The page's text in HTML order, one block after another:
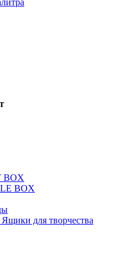
BOX
BOX
для творчества